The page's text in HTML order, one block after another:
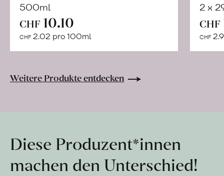
500ml
CHF 10.10
CHF 2.02 pro 100ml
Warenkorb
2 x
CHF
CHF
Weitere Produkte entdecken
Diese Produzent*innen
machen den Unterschied!